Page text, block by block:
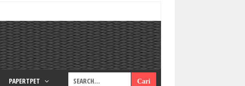
PAPERTPET